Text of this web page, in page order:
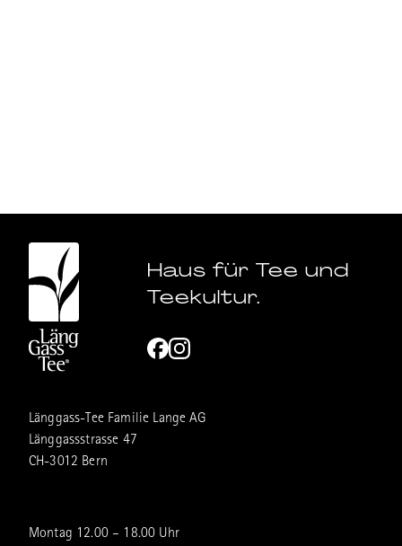
Haus für Tee und
Teekultur.
Länggass-Tee Familie Lange AG
Länggassstrasse 47
CH-3012 Bern
Montag 12.00 – 18.00 Uhr